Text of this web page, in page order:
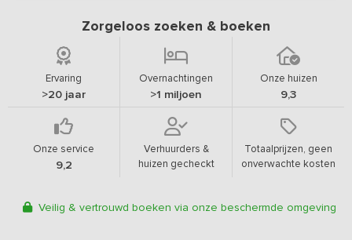
Zorgeloos zoeken & boeken
Ervaring
>20 jaar
Overnachtingen
>1 miljoen
Onze huizen
9,3
Onze service
9,2
Verhuurders &
huizen gecheckt
Totaalprijzen, geen
onverwachte kosten
Veilig & vertrouwd boeken via onze beschermde omgeving